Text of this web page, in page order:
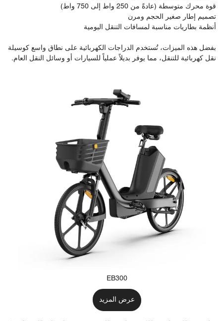
قوة محرك متوسطة (عادةً من 250 واط إلى 750 واط)
تصميم إطار صغير الحجم ومرن
أنظمة بطاريات مناسبة لمسافات التنقل اليومية
بفضل هذه الميزات، تُستخدم الدراجات الكهربائية على نطاق واسع كوسيلة
نقل كهربائية للتنقل، مما يوفر بديلاً عملياً للسيارات أو وسائل النقل العام.
EB300
عرض المزيد